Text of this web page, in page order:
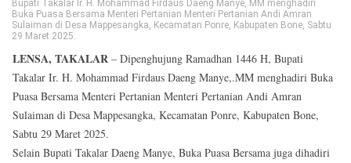
Bupati Takalar Ir. H. Mohammad Firdaus Daeng Manye,.MM menghadiri
Buka Puasa Bersama Menteri Pertanian Menteri Pertanian Andi Amran
Sulaiman di Desa Mappesangka, Kecamatan Ponre, Kabupaten Bone, Sabtu
29 Maret 2025.
LENSA, TAKALAR – Dipenghujung Ramadhan 1446 H, Bupati
Takalar Ir. H. Mohammad Firdaus Daeng Manye,.MM menghadiri Buka
Puasa Bersama Menteri Pertanian Menteri Pertanian Andi Amran
Sulaiman di Desa Mappesangka, Kecamatan Ponre, Kabupaten Bone,
Sabtu 29 Maret 2025.
Selain Bupati Takalar Daeng Manye, Buka Puasa Bersama juga dihadiri